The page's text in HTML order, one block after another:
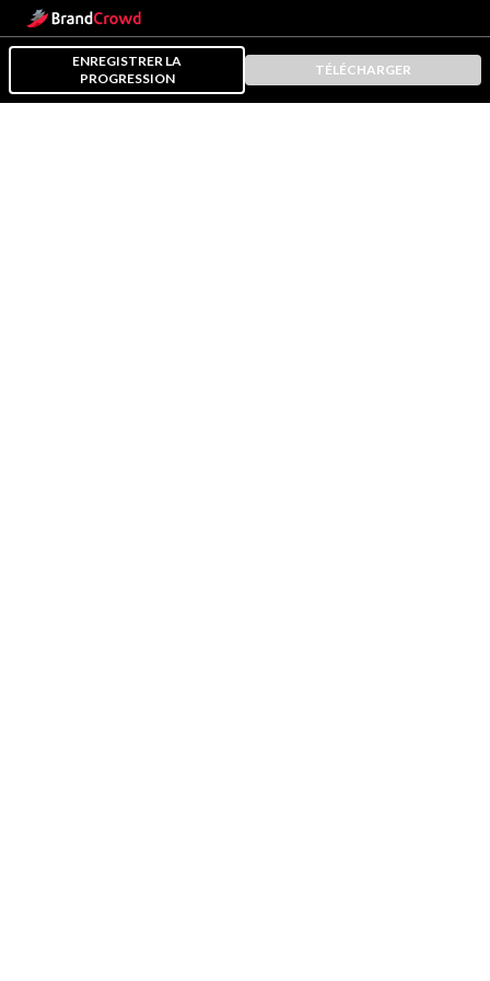
ENREGISTRER LA
PROGRESSION
TÉLÉCHARGER